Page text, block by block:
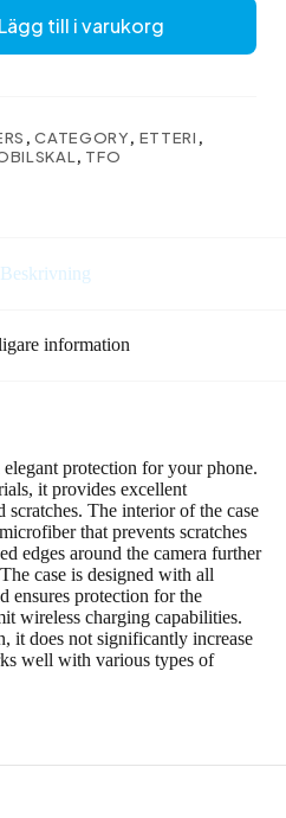
Lägg till i varukorg
,CATEGORY, ETTERI ,
, TFO
Beskrivning
information
protection for your phone.
it provides excellent
scratches. The interior of the case
that prevents scratches
edges around the camera further
case is designed with all
ensures protection for the
wireless charging capabilities.
it does not significantly increase
well with various types of